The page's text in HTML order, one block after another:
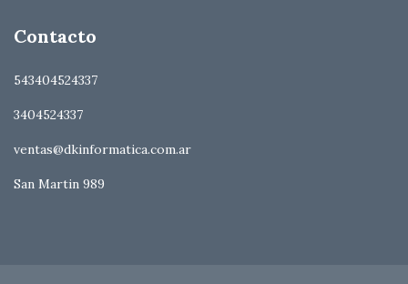
Contacto
543404524337
3404524337
ventas@dkinformatica.com.ar
San Martin 989